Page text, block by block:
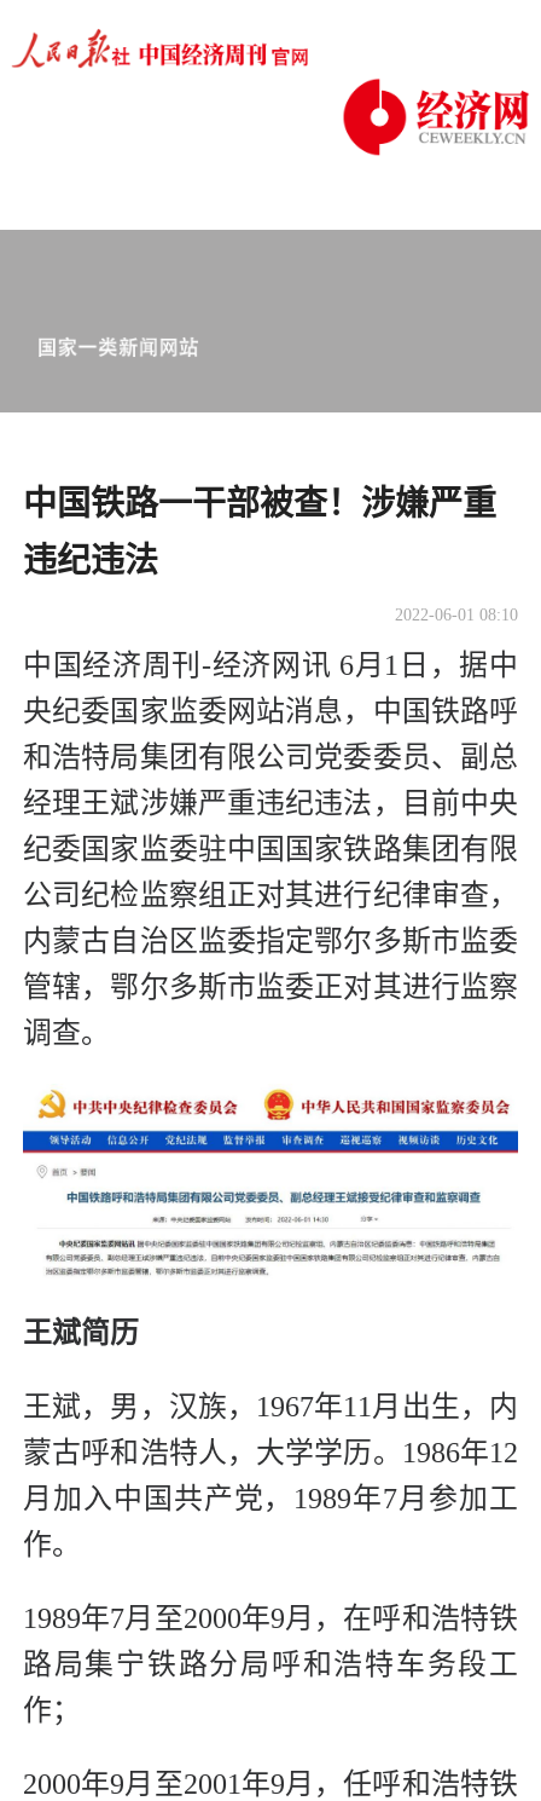
中国铁路一干部被查！涉嫌严重
违纪违法
2022-06-01 08:10
中国经济周刊-经济网讯 6月1日，据中
央纪委国家监委网站消息，中国铁路呼
和浩特局集团有限公司党委委员、副总
经理王斌涉嫌严重违纪违法，目前中央
纪委国家监委驻中国国家铁路集团有限
公司纪检监察组正对其进行纪律审查，
内蒙古自治区监委指定鄂尔多斯市监委
管辖，鄂尔多斯市监委正对其进行监察
调查。 
王斌简历 
王斌，男，汉族，1967年11月出生，内
蒙古呼和浩特人，大学学历。1986年12
月加入中国共产党，1989年7月参加工
作。
1989年7月至2000年9月，在呼和浩特铁
路局集宁铁路分局呼和浩特车务段工
作；
2000年9月至2001年9月，任呼和浩特铁